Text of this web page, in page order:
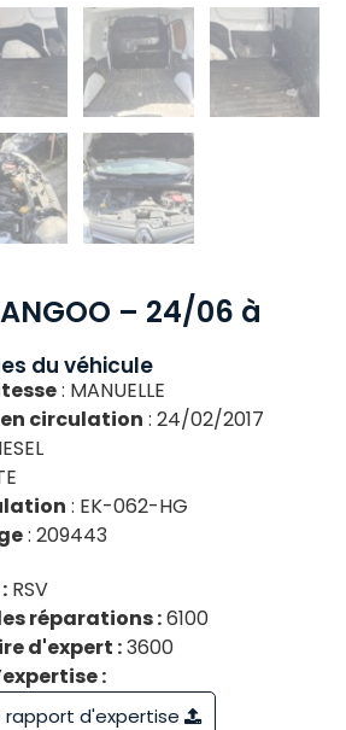
– 24/06 à
du véhicule
: MANUELLE
circulation : 24/02/2017
: EK-062-HG
: 209443
RSV
réparations :6100
d'expert :3600
:
rapport d'expertise